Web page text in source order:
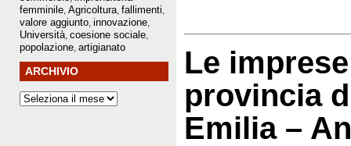
femminile Agricoltura fallimenti
valore aggiunto innovazione
Università coesione sociale
popolazione artigianato
ARCHIVIO
Le
provincia
Emilia –